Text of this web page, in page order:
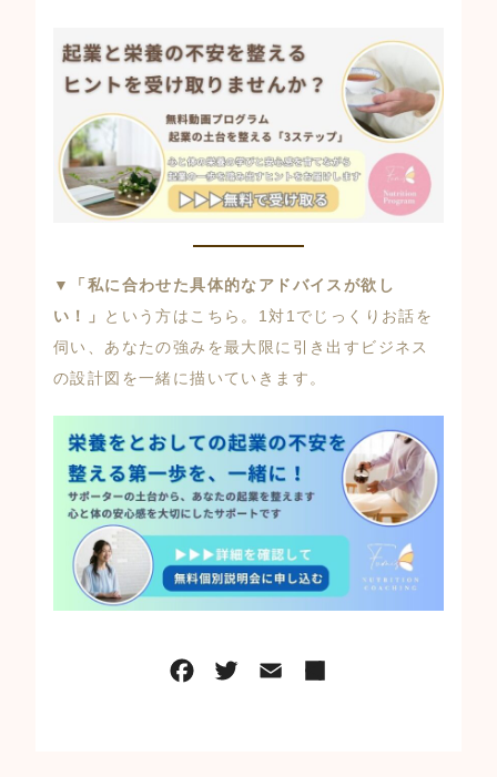
▼
「私に合わせた具体的なアドバイスが欲し
い！」
という方はこちら。1対1でじっくりお話を
伺い、あなたの強みを最大限に引き出すビジネス
の設計図を一緒に描いていきます。